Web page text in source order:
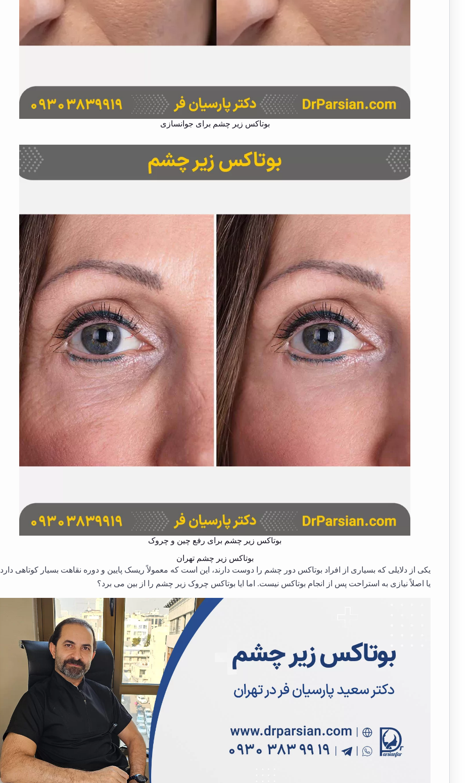
بوتاکس زیر چشم برای جوانسازی
بوتاکس زیر چشم برای رفع چین و چروک
بوتاکس زیر چشم تهران
یکی از دلایلی که بسیاری از افراد بوتاکس دور چشم را دوست دارند، این است که معمولاً ریسک پایین و دوره نقاهت بسیار کوتاهی دارد
یا اصلاً نیازی به استراحت پس از انجام بوتاکس نیست. اما ایا بوتاکس چروک زیر چشم را از بین می برد؟